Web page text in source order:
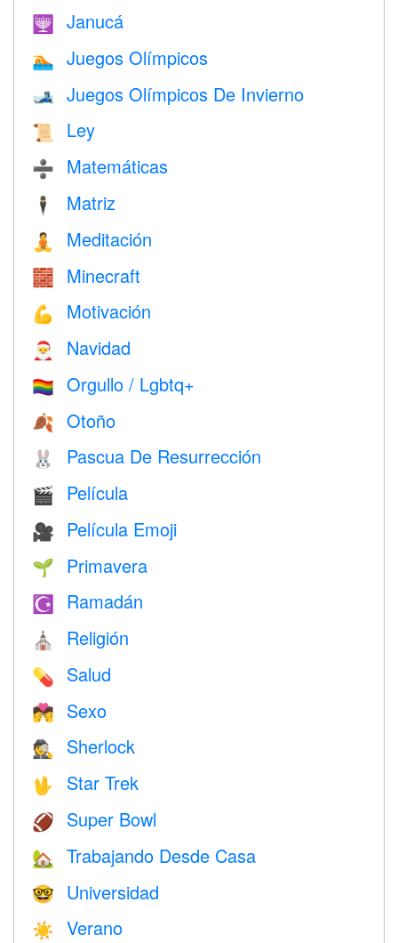
🕎 Janucá
🏊 Juegos Olímpicos
🎿 Juegos Olímpicos De Invierno
📜 Ley
➗ Matemáticas
🕴️ Matriz
🧘 Meditación
🧱 Minecraft
💪 Motivación
🎅 Navidad
🏳️‍🌈 Orgullo / Lgbtq+
🍂 Otoño
🐰 Pascua De Resurrección
🎬 Película
🎥 Película Emoji
🌱 Primavera
☪️ Ramadán
⛪️ Religión
💊 Salud
💏 Sexo
🕵️ Sherlock
🖖 Star Trek
🏈 Super Bowl
🏡 Trabajando Desde Casa
🤓 Universidad
☀️ Verano